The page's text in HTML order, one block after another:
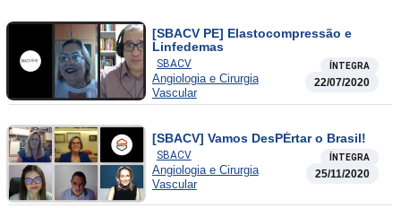
[SBACV PE] Elastocompressão e
Linfedemas
SBACV ÍNTEGRA
Angiologia e Cirurgia
Vascular
22/07/2020
[SBACV] Vamos DesPÉrtar o Brasil!
SBACV ÍNTEGRA
Angiologia e Cirurgia
Vascular
25/11/2020